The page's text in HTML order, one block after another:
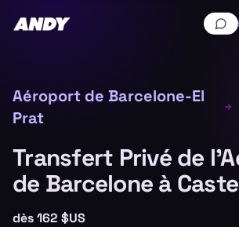
Aéroport de Barcelone-El
Prat
Transfert Privé de
de Barcelone à
dès162 $US